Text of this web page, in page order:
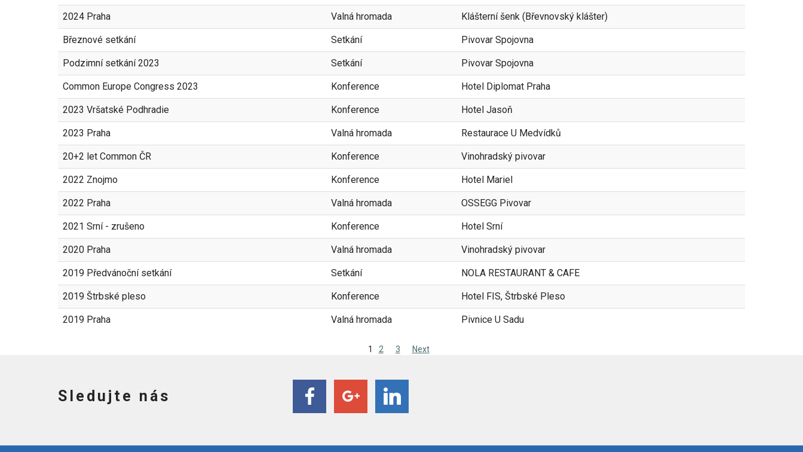
2024 Praha Valná hromada Klášterní šenk (Břevnovský klášter)
Březnové setkání Setkání Pivovar Spojovna
Podzimní setkání 2023 Setkání Pivovar Spojovna
Common Europe Congress 2023 Konference Hotel Diplomat Praha
2023 Vršatské Podhradie Konference Hotel Jasoň
2023 Praha Valná hromada Restaurace U Medvídků
20+2 let Common ČR Konference Vinohradský pivovar
2022 Znojmo Konference Hotel Mariel
2022 Praha Valná hromada OSSEGG Pivovar
2021 Srní - zrušeno Konference Hotel Srní
2020 Praha Valná hromada Vinohradský pivovar
2019 Předvánoční setkání Setkání NOLA RESTAURANT & CAFE
2019 Štrbské pleso Konference Hotel FIS, Štrbské Pleso
2019 Praha Valná hromada Pivnice U Sadu
1 2 3 Next
Sledujte nás